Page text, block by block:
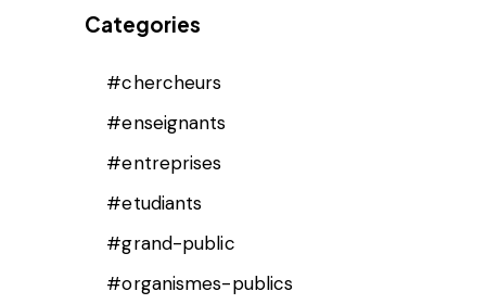
Categories
#chercheurs
#enseignants
#entreprises
#etudiants
#grand-public
#organismes-publics